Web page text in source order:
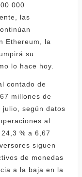
000
las
Ethereum, la
su
lo hace hoy.
contado de
millones de
según datos
al
% a 6,67
siguen
de monedas
a la baja en la